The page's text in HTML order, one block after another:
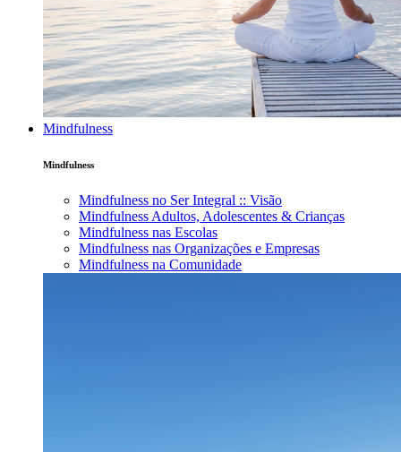
Mindfulness
Mindfulness
Mindfulness no Ser Integral :: Visão
Mindfulness Adultos, Adolescentes & Crianças
Mindfulness nas Escolas
Mindfulness nas Organizações e Empresas
Mindfulness na Comunidade